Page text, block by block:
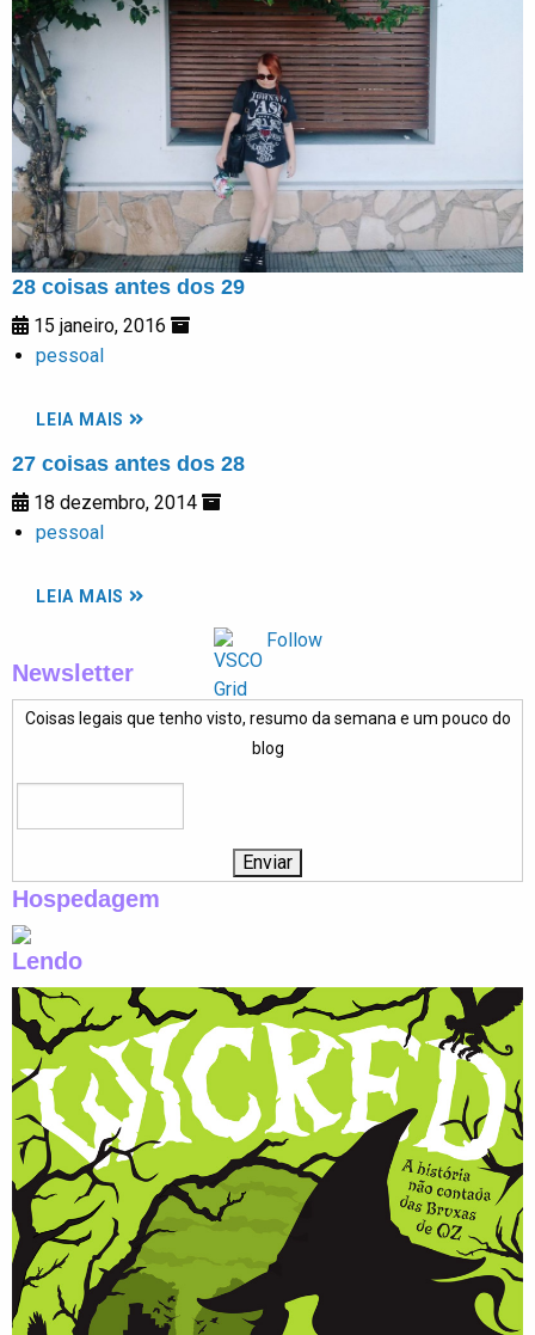
28 coisas antes dos 29
15 janeiro, 2016
pessoal
LEIA MAIS
27 coisas antes dos 28
18 dezembro, 2014
pessoal
LEIA MAIS
Follow
Newsletter
Coisas legais que tenho visto, resumo da semana e um pouco do
blog
Hospedagem
Lendo